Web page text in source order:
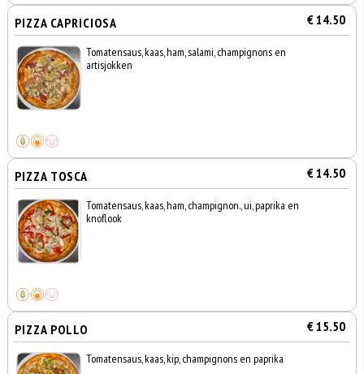
PIZZA CAPRICIOSA € 14.50
Tomatensaus, kaas, ham, salami, champignons en
artisjokken
PIZZA TOSCA € 14.50
Tomatensaus, kaas, ham, champignon., ui, paprika en
knoflook
PIZZA POLLO € 15.50
Tomatensaus, kaas, kip, champignons en paprika